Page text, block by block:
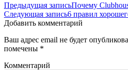
Предыдущая записьПочему
Следующая запись6 правил
Добавить комментарий
Ваш адрес email не будет
помечены *
Комментарий